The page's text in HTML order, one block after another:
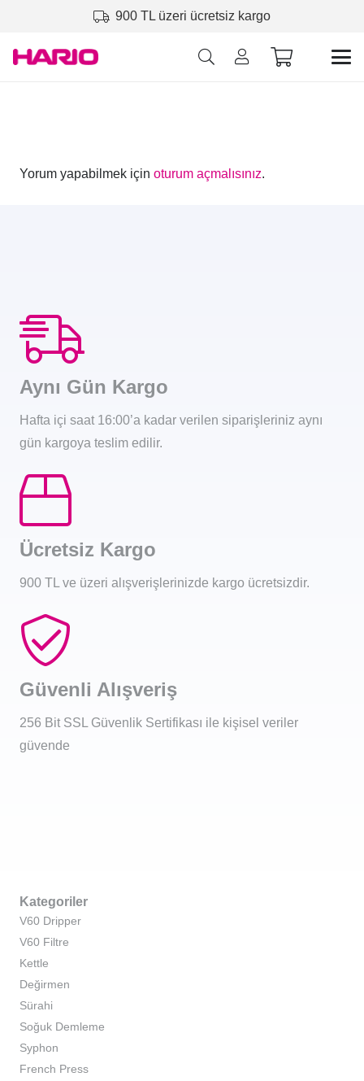
900 TL üzeri ücretsiz kargo
Yorum yapabilmek için oturum açmalısınız.
Aynı Gün Kargo
Hafta içi saat 16:00’a kadar verilen siparişleriniz aynı
gün kargoya teslim edilir.
Ücretsiz Kargo
900 TL ve üzeri alışverişlerinizde kargo ücretsizdir.
Güvenli Alışveriş
256 Bit SSL Güvenlik Sertifikası ile kişisel veriler
güvende
Kategoriler
V60 Dripper
V60 Filtre
Kettle
Değirmen
Sürahi
Soğuk Demleme
Syphon
French Press